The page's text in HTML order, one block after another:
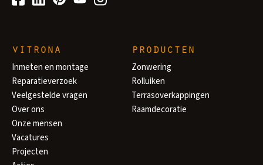
vitrona
Inmeten en montage
Reparatieverzoek
Veelgestelde vragen
Over ons
Onze mensen
Vacatures
Projecten
producten
Zonwering
Rolluiken
Terrasoverkappingen
Raamdecoratie